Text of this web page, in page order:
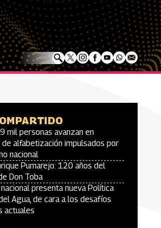
mil personas avanzan en
alfabetización impulsados por
nacional
Pumarejo: 120 años del
Don Toba
presenta nueva Política
Agua, de cara a los desafíos
actuales